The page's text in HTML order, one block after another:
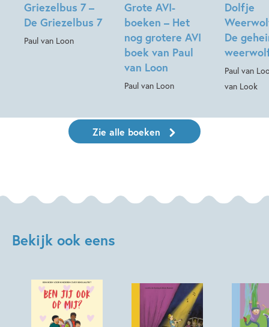
Griezelbus 7 –
De Griezelbus 7
Paul van Loon
Grote AVI-
boeken – Het
nog grotere AVI
boek van Paul
van Loon
Paul van Loon
Dolfje
De
Paul van
van Look
Zie alle boeken
Bekijk ook eens